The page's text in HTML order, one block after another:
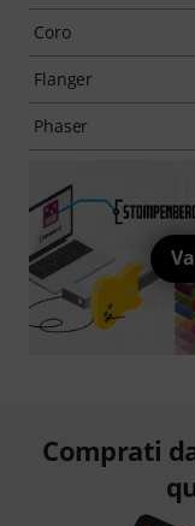
Coro
Flanger
Phaser
Comprati